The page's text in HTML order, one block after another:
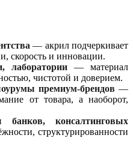
— акрил подчеркивает
скорость и инновации.
лаборатории — материал
чистотой и доверием.
премиум-брендов —
от товара, а наоборот,
банков, консалтинговых
структурированности